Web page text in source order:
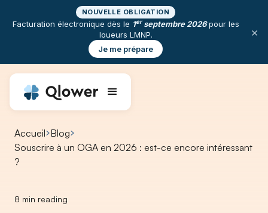
NOUVELLE OBLIGATION
Facturation électronique dès le 1erseptembre 2026pour les
loueurs LMNP.
Je me prépare
×
Accueil Blog
Souscrire à un OGA en 2026 : est-ce encore intéressant
?
8 min reading